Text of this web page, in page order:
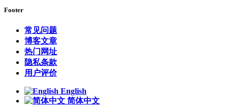
Footer
常见问题
博客文章
热门网址
隐私条款
用户评价
English
简体中文